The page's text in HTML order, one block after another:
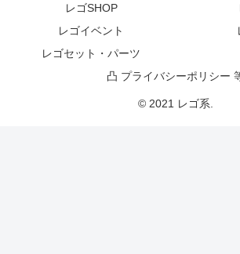
レゴSHOP
レゴイベント
レゴセット・パーツ
凸 プライバシーポリシー
© 2021 レゴ系.